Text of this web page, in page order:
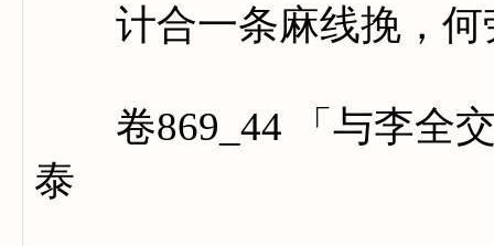
计合一条麻线挽，何
卷869_44 「与李全交
泰